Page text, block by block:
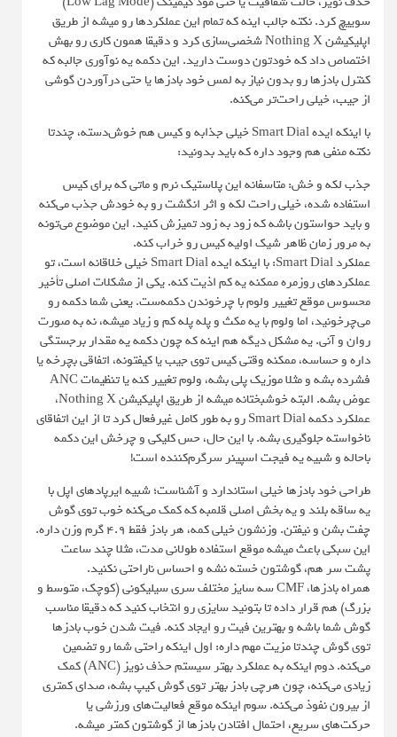
سوییچ کرد. نکته جالب اینه که تمام این عملکردها رو میشه از طریق
اپلیکیشن Nothing X شخصی‌سازی کرد و دقیقا همون کاری رو بهش
اختصاص داد که خودتون دوست دارید. این دکمه یه نوآوری جالبه که
کنترل بادزها رو بدون نیاز به لمس خود بادزها یا حتی درآوردن گوشی
از جیب، خیلی راحت‌تر می‌کنه.
با اینکه ایده Smart Dial خیلی جذابه و کیس هم خوش‌دسته، چندتا
نکته منفی هم وجود داره که باید بدونید:
جذب لکه و خش: متاسفانه این پلاستیک نرم و ماتی که برای کیس
استفاده شده، خیلی راحت لکه و اثر انگشت رو به خودش جذب می‌کنه
و باید حواستون باشه که زود به زود تمیزش کنید. این موضوع می‌تونه
به مرور زمان ظاهر شیک اولیه کیس رو خراب کنه.
عملکرد Smart Dial: با اینکه ایده Smart Dial خیلی خلاقانه است، تو
عملکردهای روزمره ممکنه یه کم اذیت کنه. یکی از مشکلات اصلی تأخیر
محسوس موقع تغییر ولوم با چرخوندن دکمه‌ست. یعنی شما دکمه رو
می‌چرخونید، اما ولوم با یه مکث و پله پله کم و زیاد میشه، نه به صورت
روان و آنی. یه مشکل دیگه هم اینه که چون دکمه یه مقدار برجستگی
داره و حساسه، ممکنه وقتی کیس توی جیب یا کیفتونه، اتفاقی بچرخه یا
فشرده بشه و مثلا موزیک پلی بشه، ولوم تغییر کنه یا تنظیمات ANC
عوض بشه. البته خوشبختانه میشه از طریق اپلیکیشن Nothing X،
عملکرد دکمه Smart Dial رو به طور کامل غیرفعال کرد تا از این اتفاقای
ناخواسته جلوگیری بشه. با این حال، حس کلیکی و چرخش این دکمه
باحاله و شبیه یه فیجت اسپینر سرگرم‌کننده است!
طراحی خود بادزها خیلی استاندارد و آشناست؛ شبیه ایرپادهای اپل با
یه ساقه بلند و یه بخش اصلی قلمبه که کمک می‌کنه خوب توی گوش
چفت بشن و نیفتن. وزنشون خیلی کمه، هر بادز فقط ۴.۹ گرم وزن داره.
این سبکی باعث میشه موقع استفاده طولانی مدت، مثلا چند ساعت
پشت سر هم، گوشتون خسته نشه و احساس ناراحتی نکنید.
همراه بادزها، CMF سه سایز مختلف سری سیلیکونی (کوچک، متوسط و
بزرگ) هم قرار داده تا بتونید سایزی رو انتخاب کنید که دقیقا مناسب
گوش شما باشه و بهترین فیت رو ایجاد کنه. فیت شدن خوب بادزها
توی گوش چندتا مزیت مهم داره: اول اینکه راحتی شما رو تضمین
می‌کنه. دوم اینکه به عملکرد بهتر سیستم حذف نویز (ANC) کمک
زیادی می‌کنه، چون هرچی بادز بهتر توی گوش کیپ بشه، صدای کمتری
از بیرون نفوذ می‌کنه. سوم اینکه موقع فعالیت‌های ورزشی یا
حرکت‌های سریع، احتمال افتادن بادزها از گوشتون کمتر میشه.